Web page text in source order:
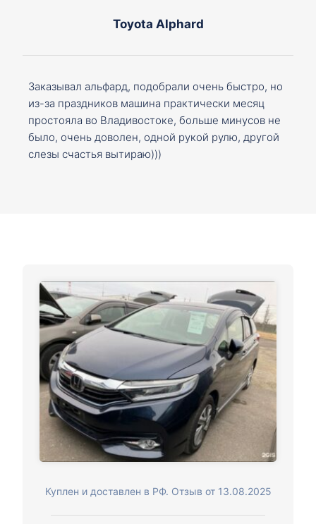
Toyota Alphard
Заказывал альфард, подобрали очень быстро, но
из-за праздников машина практически месяц
простояла во Владивостоке, больше минусов не
было, очень доволен, одной рукой рулю, другой
слезы счастья вытираю)))
Куплен и доставлен в РФ. Отзыв от 13.08.2025